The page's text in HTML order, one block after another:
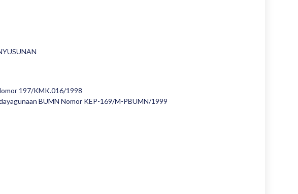
197/KMK.016/1998
BUMN Nomor KEP-169/M-PBUMN/1999